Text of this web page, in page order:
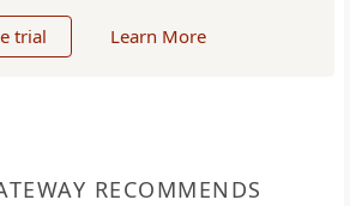
trial Learn More
RECOMMENDS